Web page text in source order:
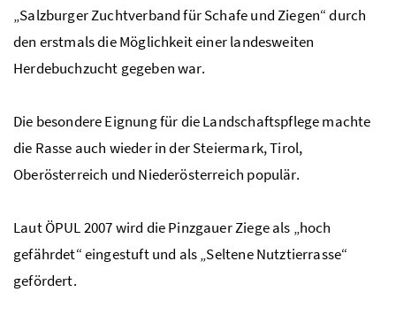
„Salzburger Zuchtverband für Schafe und Ziegen“ durch
den erstmals die Möglichkeit einer landesweiten
Herdebuchzucht gegeben war.
Die besondere Eignung für die Landschaftspflege machte
die Rasse auch wieder in der Steiermark, Tirol,
Oberösterreich und Niederösterreich populär.
LautÖPUL2007 wird die Pinzgauer Ziege als „hoch
gefährdet“ eingestuft und als „Seltene Nutztierrasse“
gefördert.